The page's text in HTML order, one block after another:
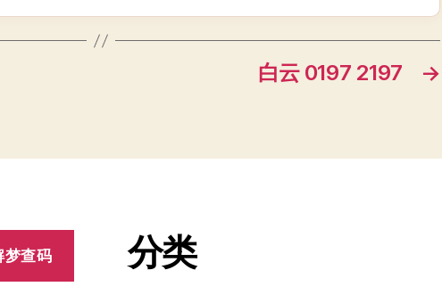
→
白云 0197 2197
分类